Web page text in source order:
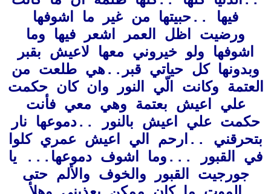
فيها ..حبيتها من غير ما اشوفها
ورضيت اظل العمر اشعر فيها وما
اشوفها ولو خيروني معها لاعيش بقبر
وبدونها كل حياتي قبر..هي طلعت من
العتمة وكانت الّي النور وان كان حكمت
علي اعيش بعتمة وهي معي فأنت
حكمت علي اعيش بالنور ..دموعها نار
بتحرقني ..ارحم الي اعيش عمري كلوا
في القبور ...وما اشوف دموعها... يا
جورجيت القبور والخوف والألم حتى